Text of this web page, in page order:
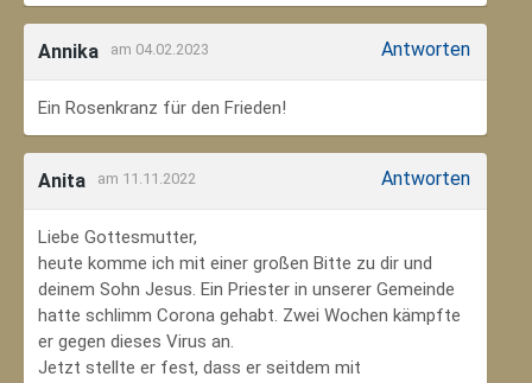
Annika am 04.02.2023 Antworten
Ein Rosenkranz für den Frieden!
Anita am 11.11.2022 Antworten
Liebe Gottesmutter,
heute komme ich mit einer großen Bitte zu dir und
deinem Sohn Jesus. Ein Priester in unserer Gemeinde
hatte schlimm Corona gehabt. Zwei Wochen kämpfte
er gegen dieses Virus an.
Jetzt stellte er fest, dass er seitdem mit